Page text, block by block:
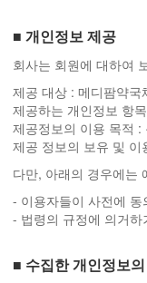
■ 개인정보 제공
회사는 회원에 대하여
제공 대상 : 메디팜약국
제공하는 개인정보 항
제공정보의 이용 목적
제공 정보의 보유 및
다만, 아래의 경우에는
- 이용자들이 사전에 동
- 법령의 규정에 의거
■ 수집한 개인정보